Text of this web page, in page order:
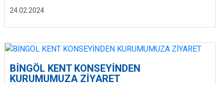
24.02.2024
BİNGÖL KENT KONSEYİNDEN
KURUMUMUZA ZİYARET